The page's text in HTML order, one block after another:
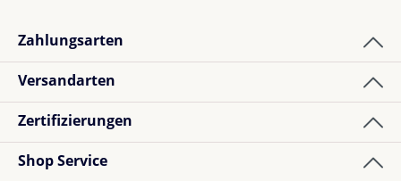
Zahlungsarten
Versandarten
Zertifizierungen
Shop Service